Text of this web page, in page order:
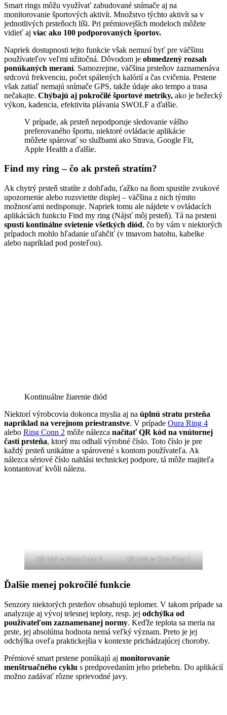
Smart rings môžu využívať zabudované snímače aj na
monitorovanie športových aktivít. Množstvo týchto aktivít sa v
jednotlivých prsteňoch líši. Pri prémiovejších modeloch môžete
vidieť aj viac ako 100 podporovaných športov.
Napriek dostupnosti tejto funkcie však nemusí byť pre väčšinu
používateľov veľmi užitočná. Dôvodom je obmedzený rozsah
ponúkaných meraní. Samozrejme, väčšina prsteňov zaznamenáva
srdcovú frekvenciu, počet spálených kalórií a čas cvičenia. Prstene
však zatiaľ nemajú snímače GPS, takže údaje ako tempo a trasa
nečakajte. Chýbajú aj pokročilé športové metriky, ako je bežecký
výkon, kadencia, efektivita plávania SWOLF a ďalšie.
V prípade, ak prsteň nepodporuje sledovanie vášho
preferovaného športu, niektoré ovládacie aplikácie
môžete spárovať so službami ako Strava, Google Fit,
Apple Health a ďalšie.
Find my ring – čo ak prsteň stratím?
Ak chytrý prsteň stratíte z dohľadu, ťažko na ňom spustíte zvukové
upozornenie alebo rozsvietite displej – väčšina z nich týmito
možnosťami nedisponuje. Napriek tomu ale nájdete v ovládacích
aplikáciách funkciu Find my ring (Nájsť môj prsteň). Tá na prsteni
spustí kontinálne svietenie všetkých diód, čo by vám v niektorých
prípadoch mohlo hľadanie uľahčiť (v tmavom batohu, kabelke
alebo napríklad pod posteľou).
Kontinuálne žiarenie diód
Niektorí výrobcovia dokonca myslia aj na úplnú stratu prsteňa
napríklad na verejnom priestranstve. V prípade Oura Ring 4
alebo Ring Conn 2 môže nálezca načítať QR kód na vnútornej
časti prsteňa, ktorý mu odhalí výrobné číslo. Toto číslo je pre
každý prsteň unikátne a spárovené s kontom používateľa. Ak
nálezca sériové číslo nahlási technickej podpore, tá môže majiteľa
kontantovať kvôli nálezu.
QR kód na Ring Conn 2 QR kód na Oura Ring 4
Ďalšie menej pokročilé funkcie
Senzory niektorých prsteňov obsahujú teplomer. V takom prípade sa
analyzuje aj vývoj telesnej teploty, resp. jej odchýlka od
používateľom zaznamenanej normy. Keďže teplota sa meria na
prste, jej absolútna hodnota nemá veľký význam. Preto je jej
odchýlka oveľa praktickejšia v kontexte prichádzajúcej choroby.
Prémiové smart prstene ponúkajú aj monitorovanie
menštruačného cyklu s predpovedaním jeho priebehu. Do aplikácií
možno zadávať rôzne sprievodné javy.